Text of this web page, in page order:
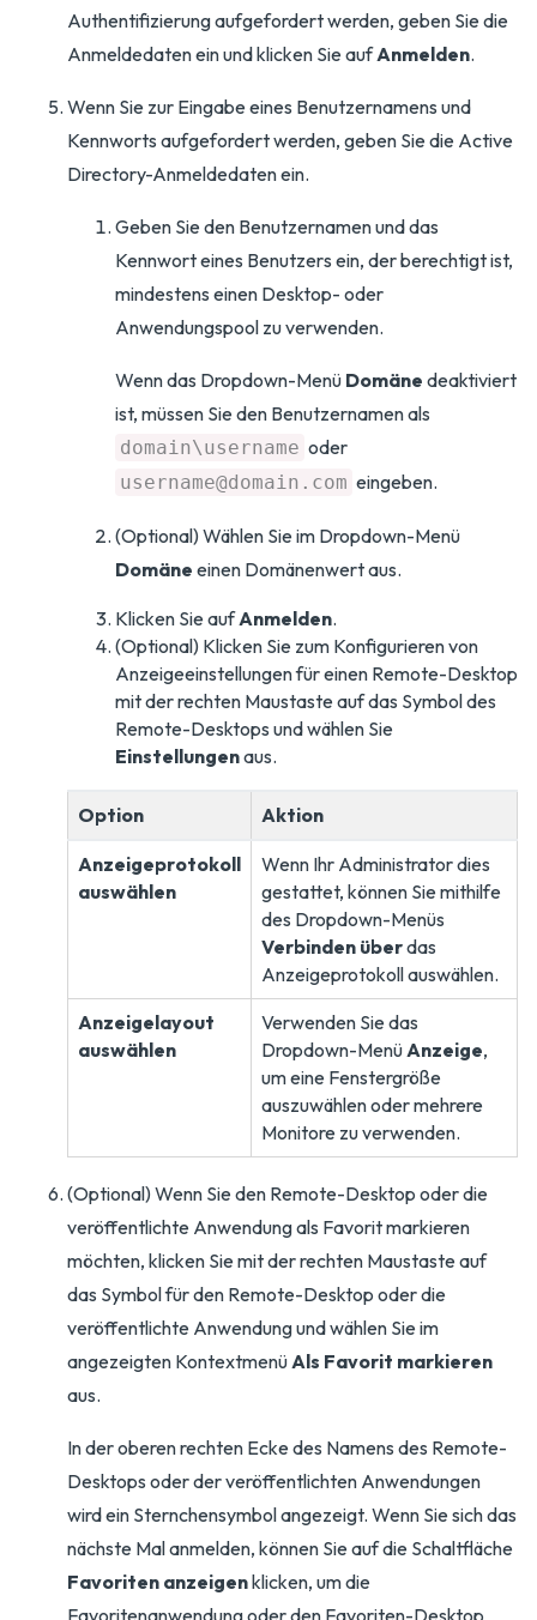
Authentifizierung aufgefordert werden, geben Sie die
Anmeldedaten ein und klicken Sie aufAnmelden.
Wenn Sie zur Eingabe eines Benutzernamens und
Kennworts aufgefordert werden, geben Sie die Active
Directory-Anmeldedaten ein.
Geben Sie den Benutzernamen und das
Kennwort eines Benutzers ein, der berechtigt ist,
mindestens einen Desktop- oder
Anwendungspool zu verwenden.
Wenn das Dropdown-Menü Domäne deaktiviert
ist, müssen Sie den Benutzernamen als
domain\username oder
username@domain.com eingeben.
(Optional) Wählen Sie im Dropdown-Menü
Domäne einen Domänenwert aus.
Klicken Sie aufAnmelden.
(Optional) Klicken Sie zum Konfigurieren von
Anzeigeeinstellungen für einen Remote-Desktop
mit der rechten Maustaste auf das Symbol des
Remote-Desktops und wählen Sie
Einstellungenaus.
Option Aktion
Anzeigeprotokoll
auswählen
Wenn Ihr Administrator dies
gestattet, können Sie mithilfe
des Dropdown-Menüs
Verbinden überdas
Anzeigeprotokoll auswählen.
Anzeigelayout
auswählen
Verwenden Sie das
Dropdown-MenüAnzeige,
um eine Fenstergröße
auszuwählen oder mehrere
Monitore zu verwenden.
(Optional) Wenn Sie den Remote-Desktop oder die
veröffentlichte Anwendung als Favorit markieren
möchten, klicken Sie mit der rechten Maustaste auf
das Symbol für den Remote-Desktop oder die
veröffentlichte Anwendung und wählen Sie im
angezeigten KontextmenüAls Favorit markieren
aus.
In der oberen rechten Ecke des Namens des Remote-
Desktops oder der veröffentlichten Anwendungen
wird ein Sternchensymbol angezeigt. Wenn Sie sich das
nächste Mal anmelden, können Sie auf die Schaltfläche
Favoriten anzeigenklicken, um die
Favoritenanwendung oder den Favoriten-Desktop